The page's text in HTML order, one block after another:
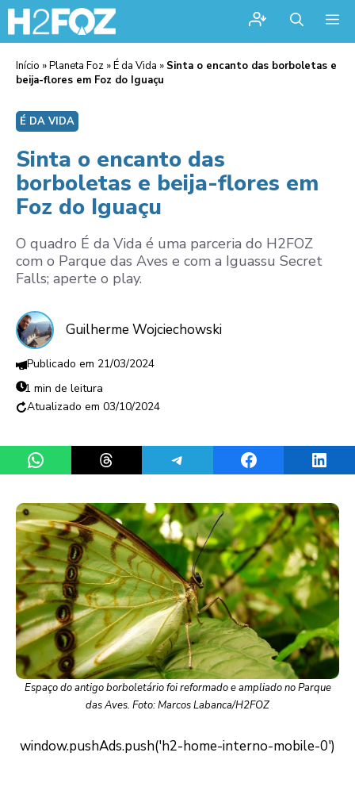
Início »Planeta Foz »É da Vida » Sinta o encanto das borboletas e
beija-flores em Foz do Iguaçu
É DA VIDA
Sinta o encanto das
borboletas e beija-flores em
Foz do Iguaçu
O quadro É da Vida é uma parceria do H2FOZ
com o Parque das Aves e com a Iguassu Secret
Falls; aperte o play.
Guilherme Wojciechowski
21/03/2024
1 min de leitura
03/10/2024
Share on WhatsAppShare on ThreadsShare on TelegramShare on Facebook
Espaço do antigo borboletário foi reformado e ampliado no Parque
das Aves. Foto: Marcos Labanca/H2FOZ